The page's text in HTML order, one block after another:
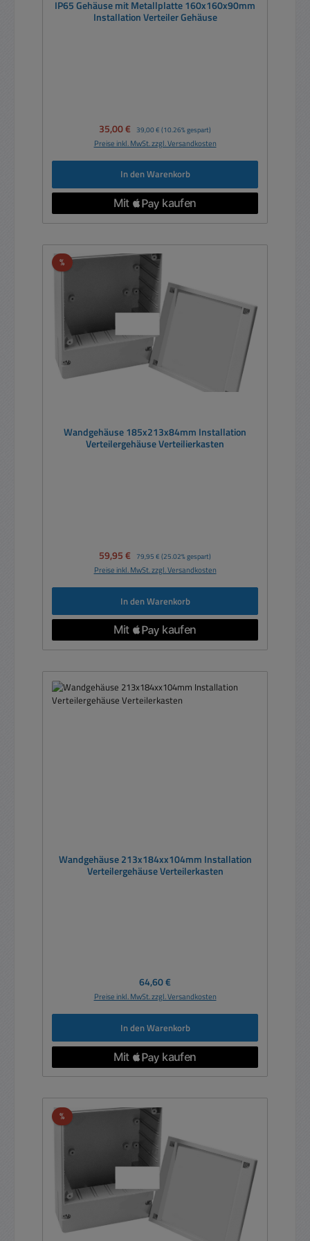
IP65 Gehäuse mit Metallplatte 160x160x90mm
Installation Verteiler Gehäuse
Verkaufspreis:
35,00 € Regulärer Preis:
39,00 € (10.26% gespart)
Preise inkl. MwSt. zzgl. Versandkosten
In den Warenkorb
%Rabatt
Wandgehäuse 185x213x84mm Installation
Verteilergehäuse Verteilierkasten
Verkaufspreis:
59,95 € Regulärer Preis:
79,95 € (25.02% gespart)
Preise inkl. MwSt. zzgl. Versandkosten
In den Warenkorb
Wandgehäuse 213x184xx104mm Installation
Verteilergehäuse Verteilerkasten
Regulärer Preis:
64,60 €
Preise inkl. MwSt. zzgl. Versandkosten
In den Warenkorb
%Rabatt